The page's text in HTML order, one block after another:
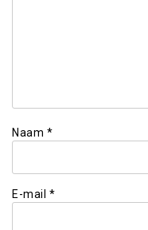
Naam *
E-mail *